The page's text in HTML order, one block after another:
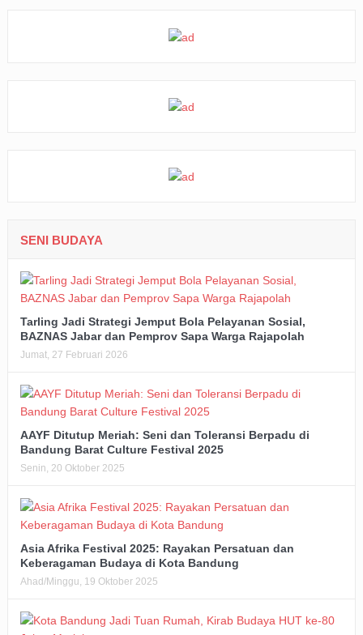
SENI BUDAYA
Tarling Jadi Strategi Jemput Bola Pelayanan Sosial,
BAZNAS Jabar dan Pemprov Sapa Warga Rajapolah
Jumat, 27 Februari 2026
AAYF Ditutup Meriah: Seni dan Toleransi Berpadu di
Bandung Barat Culture Festival 2025
Senin, 20 Oktober 2025
Asia Afrika Festival 2025: Rayakan Persatuan dan
Keberagaman Budaya di Kota Bandung
Ahad/Minggu, 19 Oktober 2025